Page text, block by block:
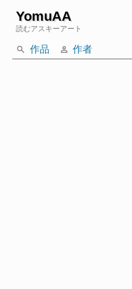
YomuAA
読むアスキーアート
作品 作者